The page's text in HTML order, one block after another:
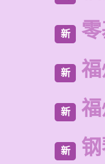
新
新
新
新